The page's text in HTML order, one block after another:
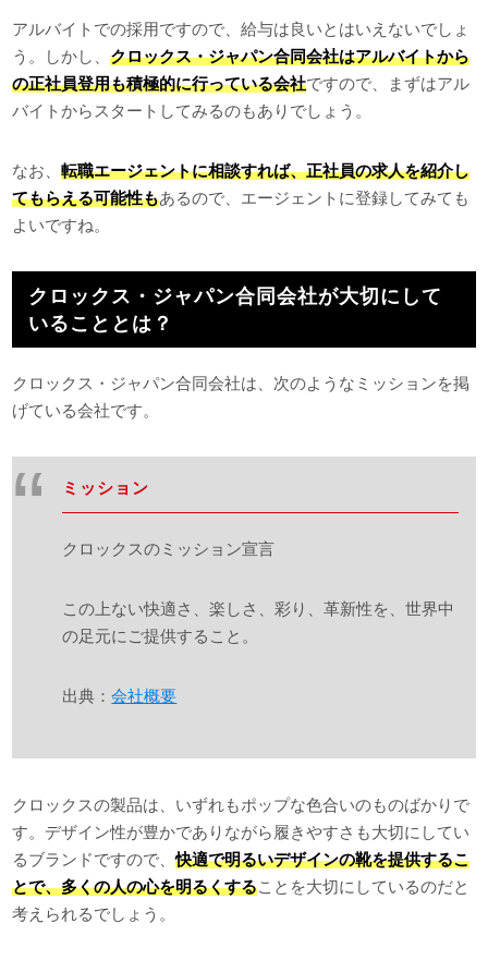
アルバイトでの採用ですので、給与は良いとはいえないでしょ
う。しかし、クロックス・ジャパン合同会社はアルバイトから
の正社員登用も積極的に行っている会社ですので、まずはアル
バイトからスタートしてみるのもありでしょう。
なお、転職エージェントに相談すれば、正社員の求人を紹介し
てもらえる可能性もあるので、エージェントに登録してみても
よいですね。
クロックス・ジャパン合同会社が大切にして
いることとは？
クロックス・ジャパン合同会社は、次のようなミッションを掲
げている会社です。
ミッション
クロックスのミッション宣言
この上ない快適さ、楽しさ、彩り、革新性を、世界中
の足元にご提供すること。
出典：会社概要
クロックスの製品は、いずれもポップな色合いのものばかりで
す。デザイン性が豊かでありながら履きやすさも大切にしてい
るブランドですので、快適で明るいデザインの靴を提供するこ
とで、多くの人の心を明るくすることを大切にしているのだと
考えられるでしょう。